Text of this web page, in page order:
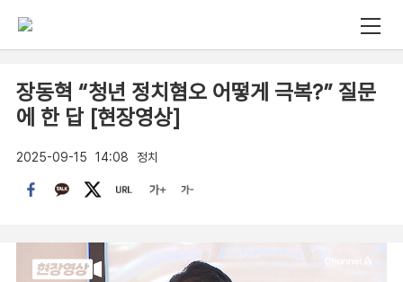
장동혁 “청년 정치혐오 어떻게 극복?” 질문
에 한 답 [현장영상]
2025-09-15 14:08 정치